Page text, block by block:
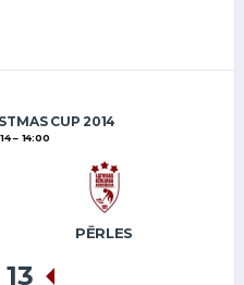
CUP 2014
14:00
PĒRLES
13